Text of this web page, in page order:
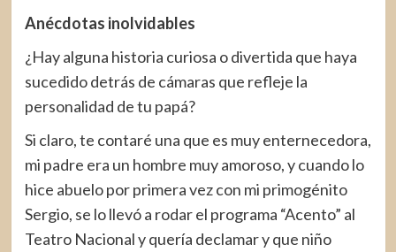
Anécdotas inolvidables
¿Hay alguna historia curiosa o divertida que haya
sucedido detrás de cámaras que refleje la
personalidad de tu papá?
Si claro, te contaré una que es muy enternecedora,
mi padre era un hombre muy amoroso, y cuando lo
hice abuelo por primera vez con mi primogénito
Sergio, se lo llevó a rodar el programa “Acento” al
Teatro Nacional y quería declamar y que niño